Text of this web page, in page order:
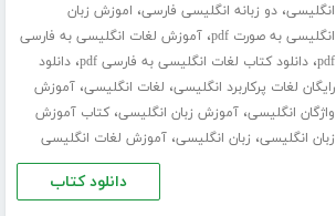
انگلیسی،دو زبانه انگلیسی فارسی، اموزش زبان
انگلیسی به صورت pdf
،آموزش لغات انگلیسی به فارسی
pdf،دانلود کتاب لغات انگلیسی به فارسی pdf ،دانلود
رایگان لغات پرکاربرد انگلیسی، لغات انگلیسی،آموزش
واژگان انگلیسی،آموزش زبان انگلیسی،کتاب آموزش
زبان انگلیسی، زبان انگلیسی،آموزش لغات انگلیسی
دانلود کتاب